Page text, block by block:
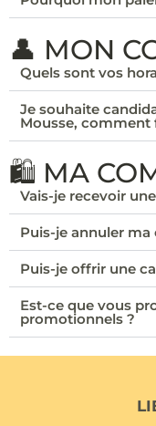
👤 MON
Quels sont vos
Je souhaite
Mousse, comment
🛍️ MA
Vais-je recevoir
Puis-je annuler
Puis-je offrir une
Est-ce que vous
promotionnels ?